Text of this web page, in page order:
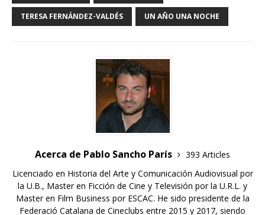
TERESA FERNÁNDEZ-VALDÉS UN AÑO UNA NOCHE
Acerca de Pablo Sancho París
393 Articles
Licenciado en Historia del Arte y Comunicación Audiovisual por
la U.B., Master en Ficción de Cine y Televisión por la U.R.L. y
Master en Film Business por ESCAC. He sido presidente de la
Federació Catalana de Cineclubs entre 2015 y 2017, siendo